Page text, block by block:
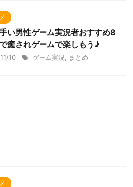
い男性ゲーム実況者おすすめ8
癒されゲームで楽しもう♪
10 ゲーム実況 まとめ